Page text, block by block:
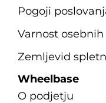
Pogoji
Varnost
Zemljevid
Wheelbase
O podjetju